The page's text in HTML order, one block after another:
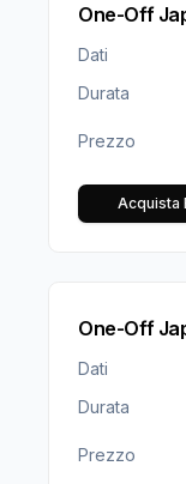
One-Off
Dati
Durata
Prezzo
Acquista
One-Off
Dati
Durata
Prezzo